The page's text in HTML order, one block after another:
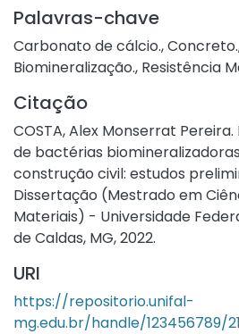
características e propriedades.
armadura de aço
todos os sentidos; quando
grandes esforços, não raro,
principais problemas iniciais
da estrutura perdendo sua
bactérias capazes de produzir
processo no qual se gera a
de cálcio, responsável pelo
vêm sendo investigada.
são frágeis e suscetíveis ao
devendo-se então protegê-las
encapsulamento, de modo que
biomineralização quando
Palavras-chave
Carbonato de cálcio.,Concreto.
Biomineralização., Resistência
Citação
COSTA, Alex Monserrat
de bactérias
construção civil: estudos
Dissertação (Mestrado em
Materiais) - Universidade
de Caldas, MG, 2022.
URI
https://repositorio.unifal-
mg.edu.br/handle/123456789/